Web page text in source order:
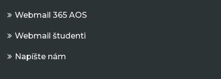
Webmail 365 AOS
Webmail študenti
Napíšte nám